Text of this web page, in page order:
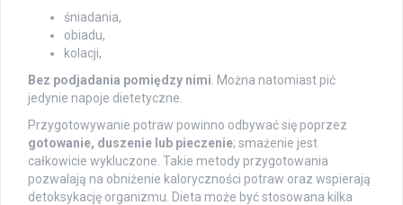
śniadania,
obiadu,
kolacji,
Bez podjadania pomiędzy nimi . Można natomiast pić
jedynie napoje dietetyczne.
Przygotowywanie potraw powinno odbywać się poprzez
gotowanie, duszenie lub pieczenie; smażenie jest
całkowicie wykluczone. Takie metody przygotowania
pozwalają na obniżenie kaloryczności potraw oraz wspierają
detoksykację organizmu. Dieta może być stosowana kilka